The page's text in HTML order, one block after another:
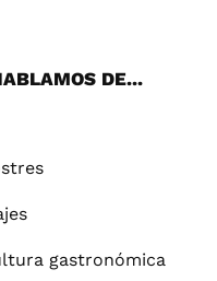
DE...
gastronómica